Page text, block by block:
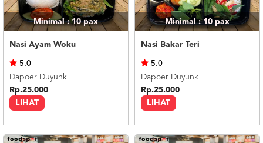
Minimal : 10pax
Nasi Ayam Woku
LIHAT
5.0
Dapoer Duyunk
Rp.25.000
Minimal : 10pax
Nasi Bakar Teri
LIHAT
5.0
Dapoer Duyunk
Rp.25.000